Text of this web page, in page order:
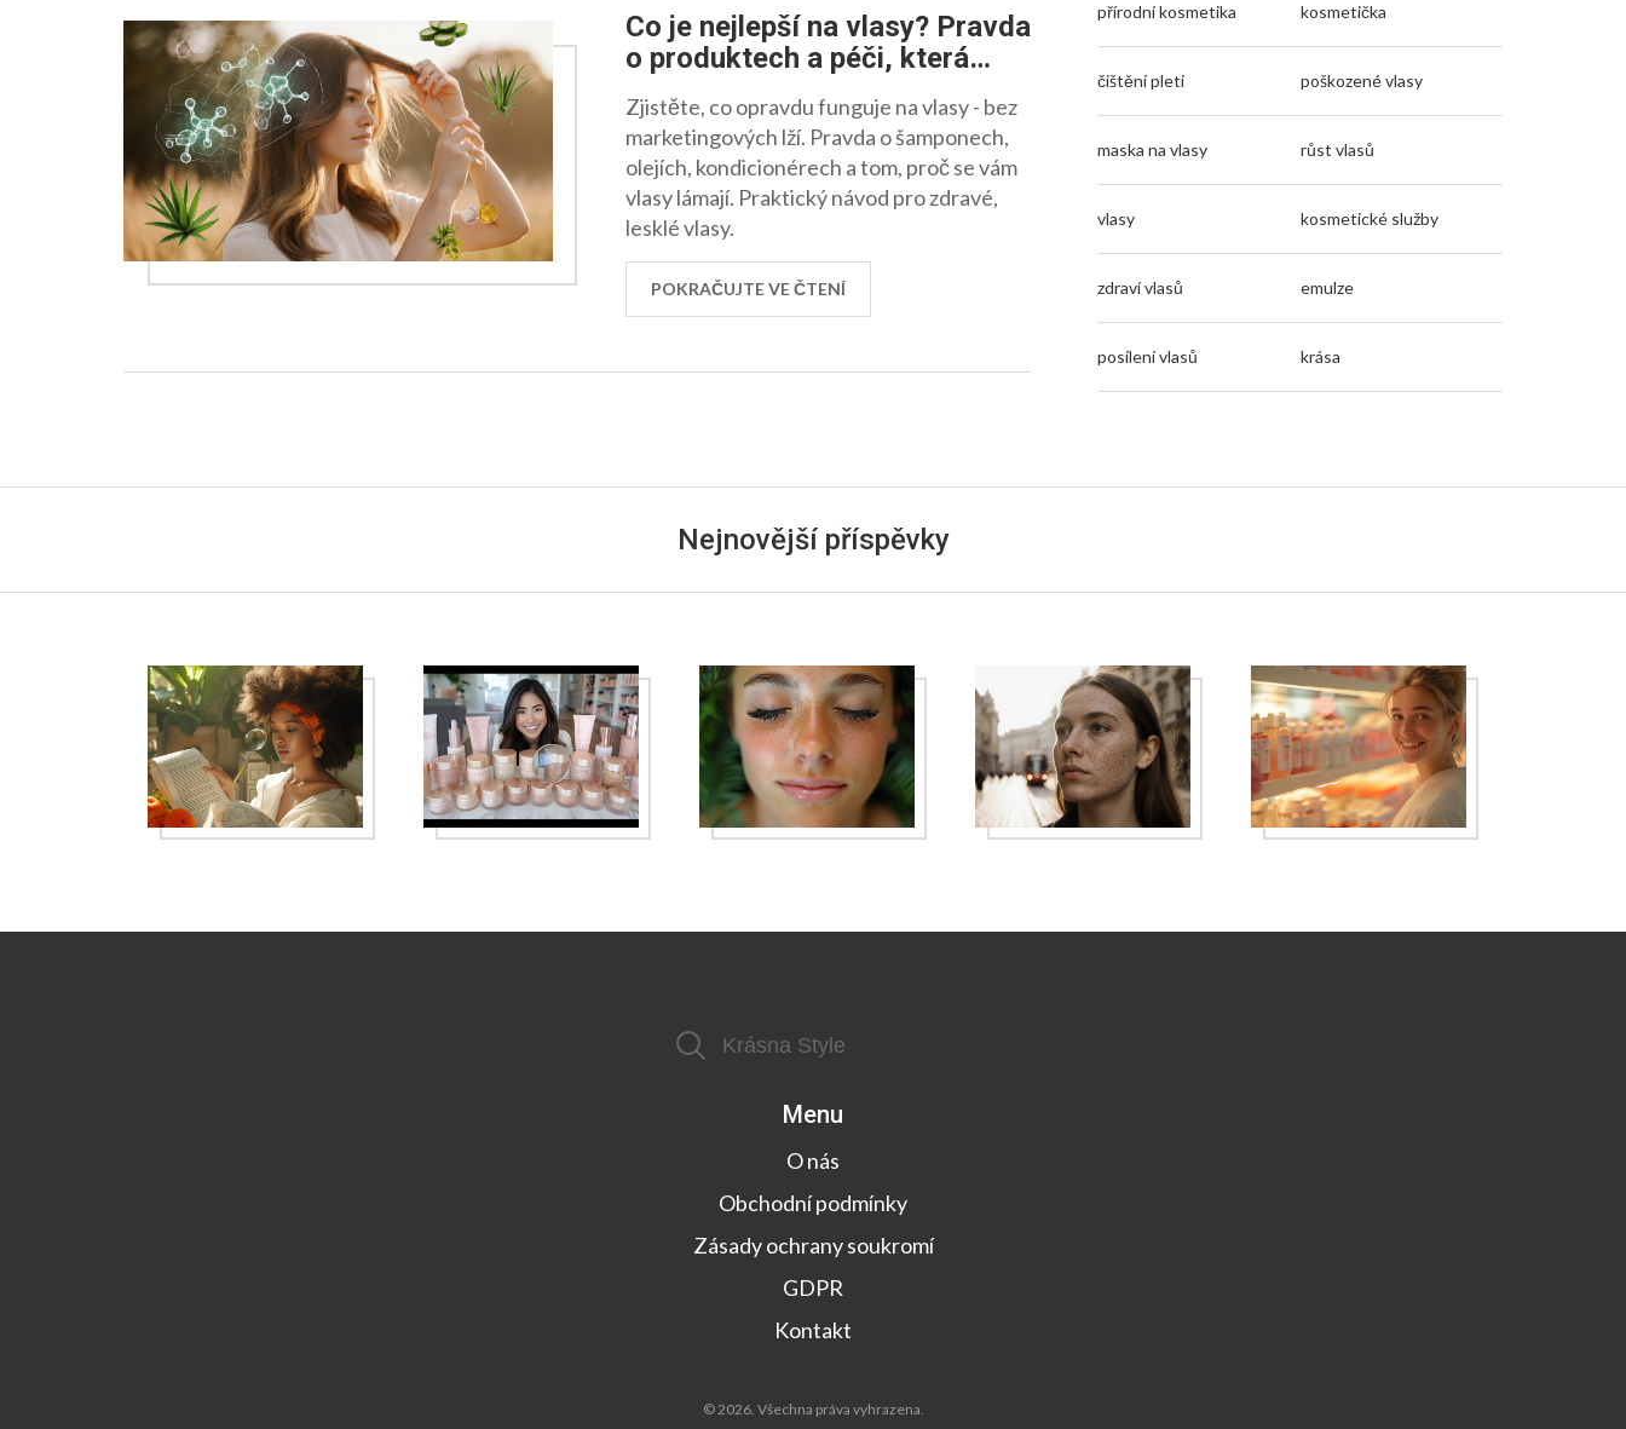
Co je nejlepší na vlasy? Pravda
o produktech a péči, která
opravdu funguje
Zjistěte, co opravdu funguje na vlasy - bez
marketingových lží. Pravda o šamponech,
olejích, kondicionérech a tom, proč se vám
vlasy lámají. Praktický návod pro zdravé,
lesklé vlasy.
POKRAČUJTE VE ČTENÍ
přírodní kosmetika kosmetička
čištění pleti poškozené vlasy
maska na vlasy růst vlasů
vlasy kosmetické služby
zdraví vlasů emulze
posílení vlasů krása
Nejnovější příspěvky
Menu
O nás
Obchodní podmínky
Zásady ochrany soukromí
GDPR
Kontakt
© 2026. Všechna práva vyhrazena.